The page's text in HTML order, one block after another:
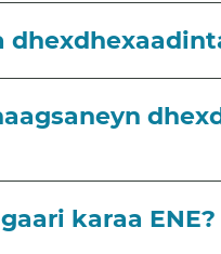
karaa ENE?